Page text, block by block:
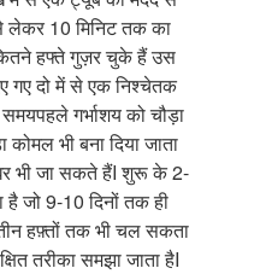
लेकर 10मिनिट तक का
हफ्ते गुज़र चुके हैं उस
गए दो में से एक निश्चेतक
गर्भाशय को चौड़ा
भी बना दिया जाता
भी जा सकते हैंIशुरू के2-
है जो9-10दिनों तक ही
हफ़्तों तक भी चल सकता
तरीका समझा जाता हैI